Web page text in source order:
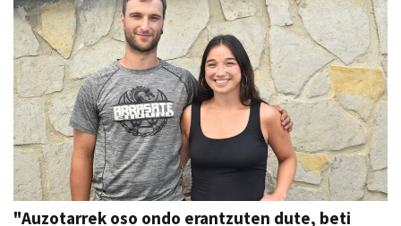
"Auzotarrek oso ondo erantzuten dute, beti